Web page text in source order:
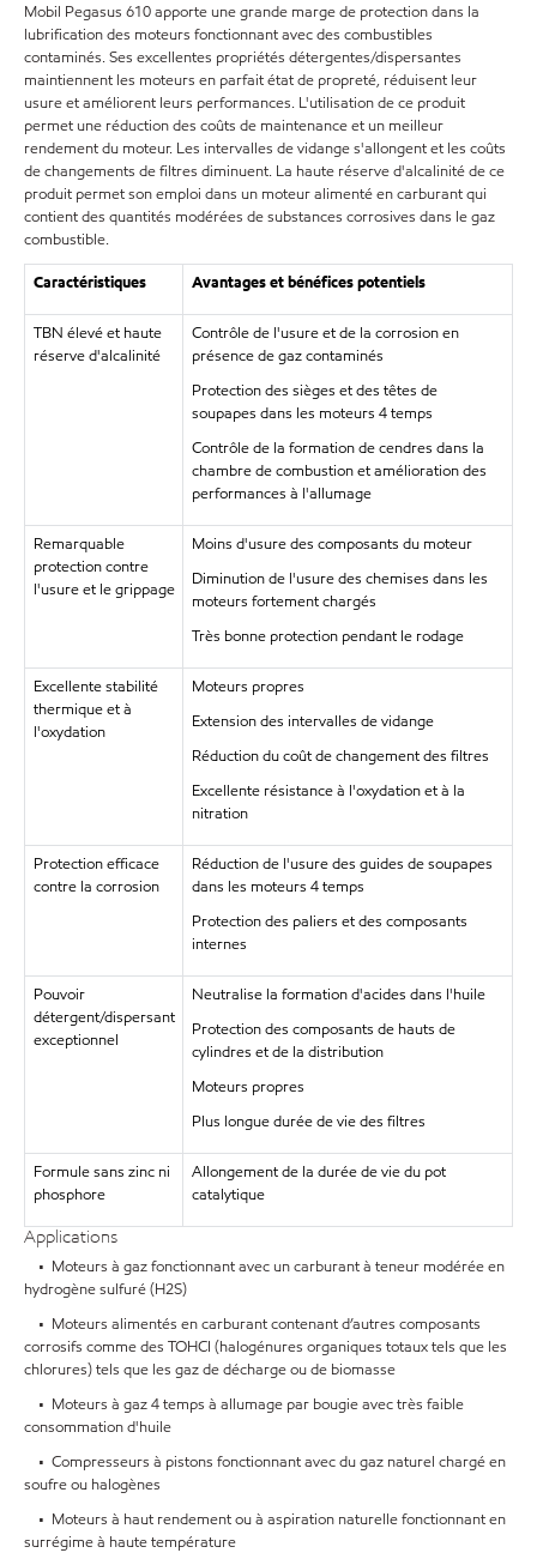
Mobil Pegasus 610 apporte une grande marge de protection dans la
lubrification des moteurs fonctionnant avec des combustibles
contaminés. Ses excellentes propriétés détergentes/dispersantes
maintiennent les moteurs en parfait état de propreté, réduisent leur
usure et améliorent leurs performances. L'utilisation de ce produit
permet une réduction des coûts de maintenance et un meilleur
rendement du moteur. Les intervalles de vidange s'allongent et les coûts
de changements de filtres diminuent. La haute réserve d'alcalinité de ce
produit permet son emploi dans un moteur alimenté en carburant qui
contient des quantités modérées de substances corrosives dans le gaz
combustible.
Caractéristiques
Avantages et bénéfices potentiels
TBN élevé et haute
réserve d'alcalinité
Contrôle de l'usure et de la corrosion en
présence de gaz contaminés
Protection des sièges et des têtes de
soupapes dans les moteurs 4 temps
Contrôle de la formation de cendres dans la
chambre de combustion et amélioration des
performances à l'allumage
Remarquable
protection contre
l'usure et le grippage
Moins d'usure des composants du moteur
Diminution de l'usure des chemises dans les
moteurs fortement chargés
Très bonne protection pendant le rodage
Excellente stabilité
thermique et à
l'oxydation
Moteurs propres
Extension des intervalles de vidange
Réduction du coût de changement des filtres
Excellente résistance à l'oxydation et à la
nitration
Protection efficace
contre la corrosion
Réduction de l'usure des guides de soupapes
dans les moteurs 4 temps
Protection des paliers et des composants
internes
Pouvoir
détergent/dispersant
exceptionnel
Neutralise la formation d'acides dans l'huile
Protection des composants de hauts de
cylindres et de la distribution
Moteurs propres
Plus longue durée de vie des filtres
Formule sans zinc ni
phosphore
Allongement de la durée de vie du pot
catalytique
Applications
• Moteurs à gaz fonctionnant avec un carburant à teneur modérée en
hydrogène sulfuré (H2S)
• Moteurs alimentés en carburant contenant d’autres composants
corrosifs comme des TOHCI (halogénures organiques totaux tels que les
chlorures) tels que les gaz de décharge ou de biomasse
• Moteurs à gaz 4 temps à allumage par bougie avec très faible
consommation d'huile
• Compresseurs à pistons fonctionnant avec du gaz naturel chargé en
soufre ou halogènes
• Moteurs à haut rendement ou à aspiration naturelle fonctionnant en
surrégime à haute température